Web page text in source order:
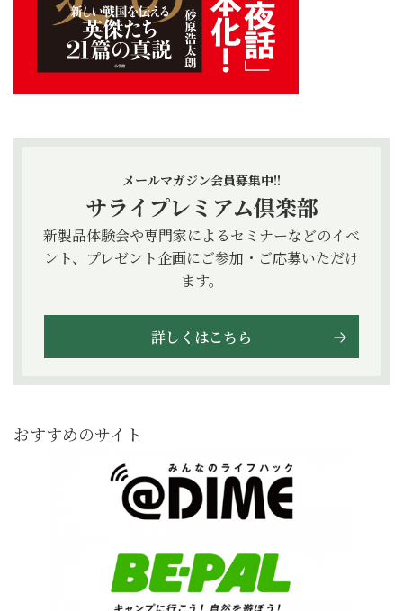
メールマガジン会員募集中!!
サライプレミアム倶楽部
新製品体験会や専門家によるセミナーなどのイベ
ント、プレゼント企画にご参加・ご応募いただけ
ます。
詳しくはこちら
おすすめのサイト